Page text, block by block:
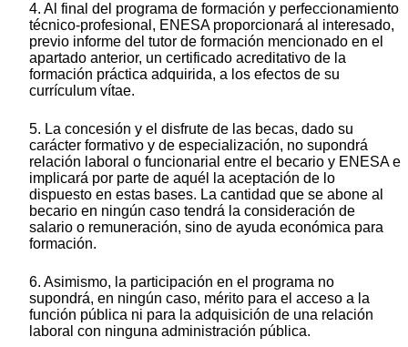
4. Al final del programa de formación y perfeccionamiento
técnico-profesional, ENESA proporcionará al interesado,
previo informe del tutor de formación mencionado en el
apartado anterior, un certificado acreditativo de la
formación práctica adquirida, a los efectos de su
currículum vítae.
5. La concesión y el disfrute de las becas, dado su
carácter formativo y de especialización, no supondrá
relación laboral o funcionarial entre el becario y ENESA e
implicará por parte de aquél la aceptación de lo
dispuesto en estas bases. La cantidad que se abone al
becario en ningún caso tendrá la consideración de
salario o remuneración, sino de ayuda económica para
formación.
6. Asimismo, la participación en el programa no
supondrá, en ningún caso, mérito para el acceso a la
función pública ni para la adquisición de una relación
laboral con ninguna administración pública.